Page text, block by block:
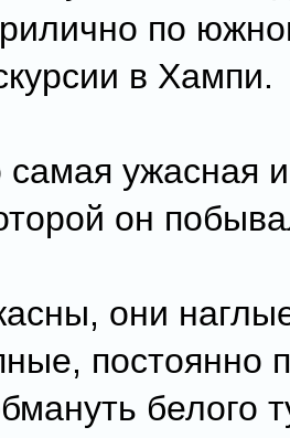
по
в Хампи.
ужасная
он
они
постоянно
белого